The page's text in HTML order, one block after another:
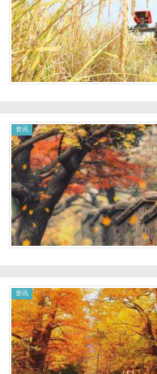
资讯
资讯